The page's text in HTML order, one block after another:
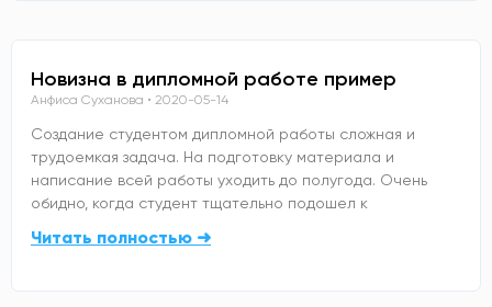
Новизна в дипломной работе пример
Анфиса Суханова 2020-05-14
Создание студентом дипломной работы сложная и
трудоемкая задача. На подготовку материала и
написание всей работы уходить до полугода. Очень
обидно, когда студент тщательно подошел к
Читать полностью ➜